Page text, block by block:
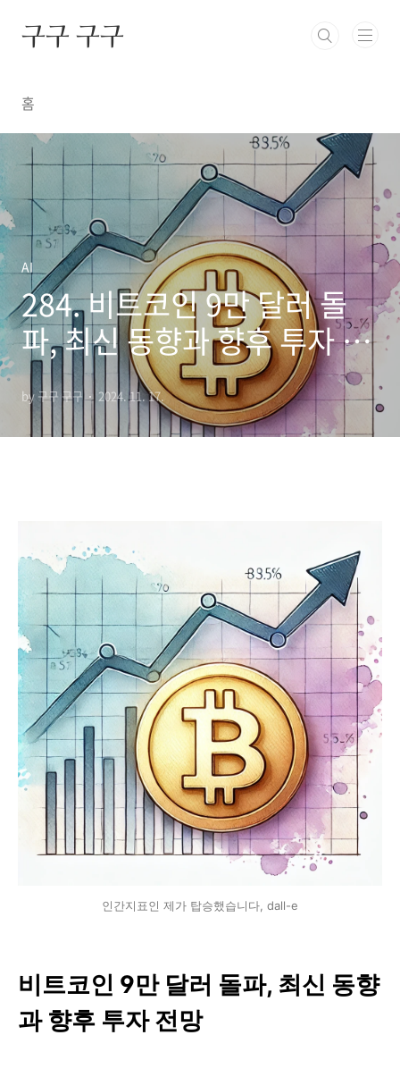
구구 구구
홈
AI
284. 비트코인 9만 달러 돌
파, 최신 동향과 향후 투자 전
망
by 구구 구구 2024. 11. 17.
인간지표인 제가 탑승했습니다, dall-e
비트코인 9만 달러 돌파, 최신 동향
과 향후 투자 전망